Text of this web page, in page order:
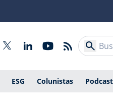
ESG Colunistas Podcast